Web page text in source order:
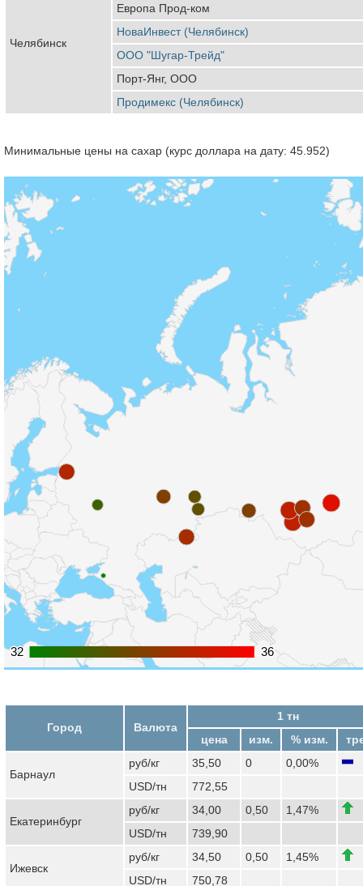
Челябинск
Европа Прод-ком
НоваИнвест (Челябинск)
ООО "Шугар-Трейд"
Порт-Янг, ООО
Продимекс (Челябинск)
Минимальные цены на сахар (курс доллара на дату: 45.952)
32
32 36
36
Город Валюта
1 тн
цена
изм. % изм.
Барнаул
руб/кг 35,50 0
0,00%
USD/тн
772,55
Екатеринбург
руб/кг 34,00 0,50
1,47%
USD/тн
739,90
Ижевск
руб/кг 34,50 0,50
1,45%
USD/тн
750,78